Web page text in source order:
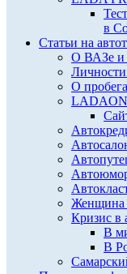
в
Статьи на
О ВАЗе и
О
Женщина
Кризис в
В
В